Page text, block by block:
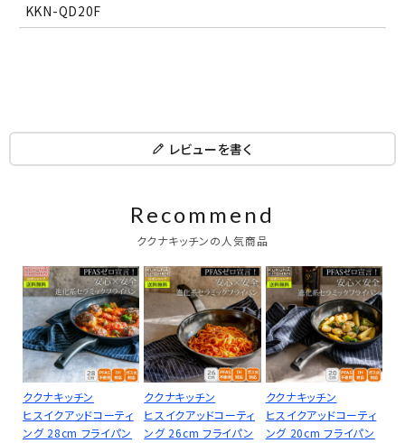
KKN-QD20F
レビューを書く
Recommend
ククナキッチンの人気商品
ククナキッチン
ヒスイクアッドコーティ
ング 28cm フライパン
ククナキッチン
ヒスイクアッドコーティ
ング 26cm フライパン
ククナキッチン
ヒスイクアッドコーティ
ング 20cm フライパン